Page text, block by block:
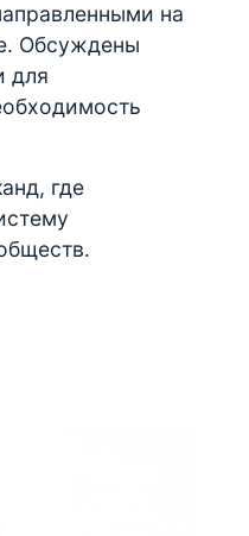
на
Обсуждены
для
где